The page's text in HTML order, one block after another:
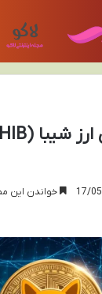
خواندن این مطلب 12 دقیقه